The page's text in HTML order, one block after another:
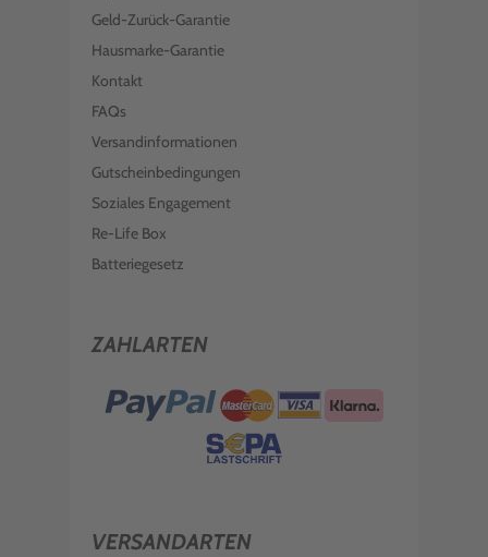
Geld-Zurück-Garantie
Hausmarke-Garantie
Kontakt
FAQs
Versandinformationen
Gutscheinbedingungen
Soziales Engagement
Re-Life Box
Batteriegesetz
ZAHLARTEN
VERSANDARTEN